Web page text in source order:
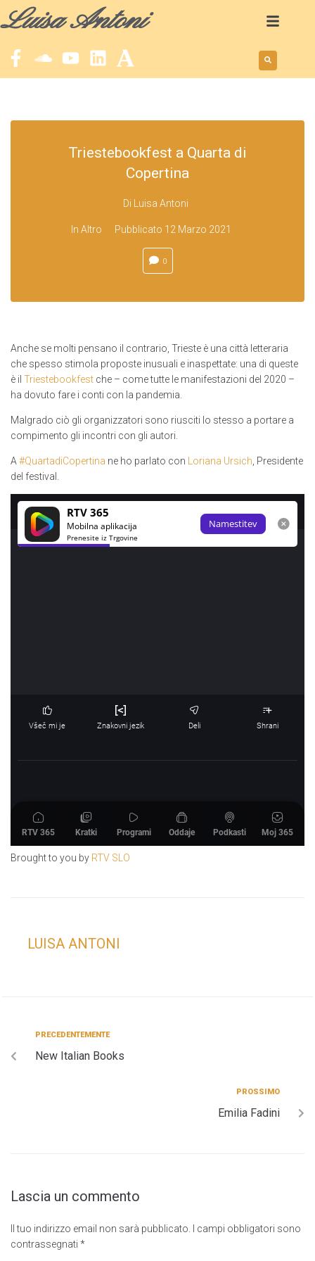
Luisa Antoni
Triestebookfest a Quarta di
Copertina
Di Luisa Antoni
In Altro Pubblicato 12 Marzo 2021
0
Anche se molti pensano il contrario, Trieste è una città letteraria
che spesso stimola proposte inusuali e inaspettate: una di queste
è il Triestebookfest che – come tutte le manifestazioni del 2020 –
ha dovuto fare i conti con la pandemia.
Malgrado ciò gli organizzatori sono riusciti lo stesso a portare a
compimento gli incontri con gli autori.
A #QuartadiCopertina ne ho parlato con Loriana Ursich , Presidente
del festival.
Brought to you by RTV SLO
LUISA ANTONI
PRECEDENTEMENTE
New Italian Books
PROSSIMO
Emilia Fadini
Lascia un commento
Il tuo indirizzo email non sarà pubblicato.
I campi obbligatori sono
contrassegnati *